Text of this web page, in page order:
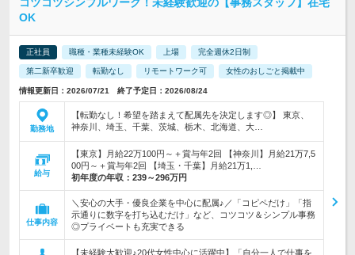
OK
正社員 職種・業種未経験OK 上場 完全週休2日制
第二新卒歓迎 転勤なし リモートワーク可 女性のおしごと掲載中
情報更新日：2026/07/21 終了予定日：2026/08/24
勤務地
【転勤なし！希望を踏まえて配属先を決定します◎】 東京、
神奈川、埼玉、千葉、茨城、栃木、北海道、大…
給与
【東京】月給22万100円～＋賞与年2回 【神奈川】月給21万7,5
00円～＋賞与年2回 【埼玉・千葉】月給21万1,…
初年度の年収： 239～296万円
仕事内容
＼安心の大手・優良企業を中心に配属♪／「コピペだけ」「指
示通りに数字を打ち込むだけ」など、コツコツ＆シンプル事務
◎プライベートも充実できる
【未経験大歓迎♪20代女性中心に活躍中】「自分一人で仕事を